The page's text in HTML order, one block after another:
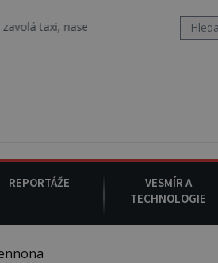
do něj a už ho nikdy nikdo nespatří.
REPORTÁŽE
VESMÍR A
TECHNOLOGIE